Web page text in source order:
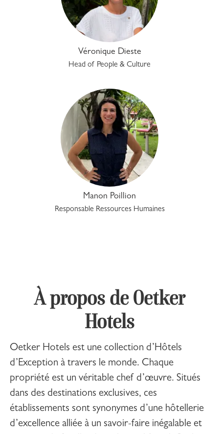
Véronique Dieste
Head of People & Culture
Manon Poillion
Responsable Ressources Humaines
À propos de Oetker
Hotels
Oetker Hotels est une collection d’Hôtels
d’Exception à travers le monde. Chaque
propriété est un véritable chef d’œuvre. Situés
dans des destinations exclusives, ces
établissements sont synonymes d’une hôtellerie
d’excellence alliée à un savoir-faire inégalable et